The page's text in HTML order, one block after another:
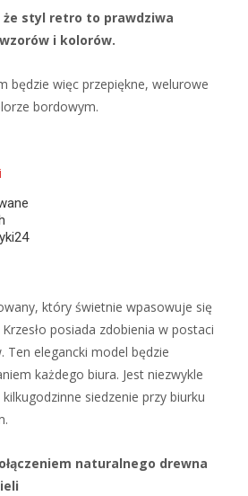
że styl retro to prawdziwa
i kolorów.
będzie więc przepiękne, welurowe
bordowym.
który świetnie wpasowuje się
posiada zdobienia w postaci
Ten elegancki model będzie
każdego biura. Jest niezwykle
siedzenie przy biurku
naturalnego drewna